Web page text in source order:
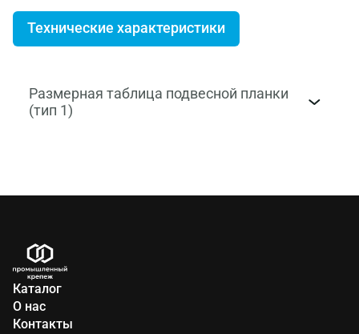
Технические характеристики
Размерная таблица подвесной планки
(тип 1)
36 15
Каталог
О нас
Контакты